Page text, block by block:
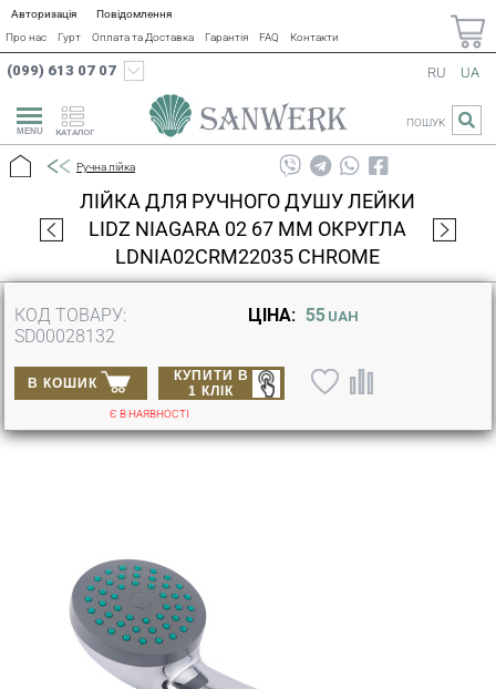
Авторизація
Повідомлення
Про нас
Гурт Оплата та Доставка Гарантія FAQ Контакти
(099) 613 07 07
КАТАЛОГ
RU UA
ПОШУК
Ручна лійка
ЛІЙКА ДЛЯ РУЧНОГО ДУШУ ЛЕЙКИ
LIDZ NIAGARA 02 67 ММ ОКРУГЛА
LDNIA02CRM22035 CHROME
КОД ТОВАРУ:
SD00028132
ЦІНА: 55 UAH
В КОШИК
КУПИТИ В
1 КЛІК
Є В НАЯВНОСТІ